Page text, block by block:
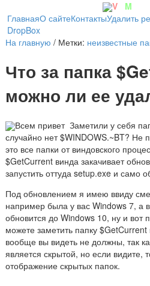
Virt M
ГлавнаяО сайтеКонтактыУдалить
DropBox
На главную / Метки: неизвестные
Что за папка
можно ли ее
Всем привет Заметили у себя
случайно нет $WINDOWS.~BT? Не
это все папки от виндовского
$GetCurrent винда закачивает
запустить оттуда setup.exe и само
Под обновлением я имею ввиду
например была у вас Windows 7, а
обновится до Windows 10, ну и вот
можете заметить папку
вообще вы видеть не должны, так
является скрытой, но если видите,
отображение скрытых папок.